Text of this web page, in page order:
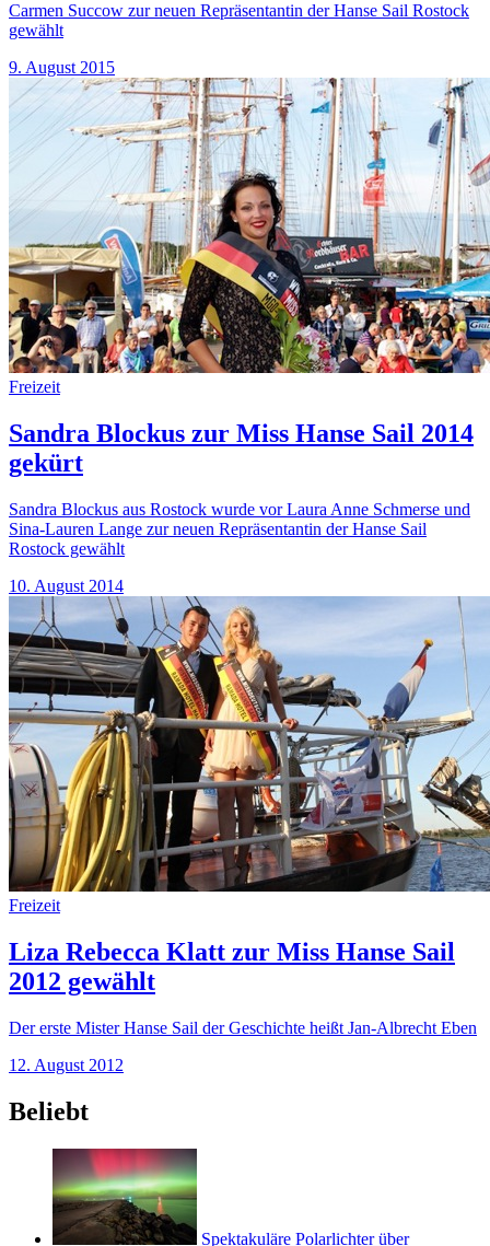
Carmen Succow zur neuen Repräsentantin der Hanse Sail Rostock
gewählt
9. August 2015
Freizeit
Sandra Blockus zur Miss Hanse Sail 2014
gekürt
Sandra Blockus aus Rostock wurde vor Laura Anne Schmerse und
Sina-Lauren Lange zur neuen Repräsentantin der Hanse Sail
Rostock gewählt
10. August 2014
Freizeit
Liza Rebecca Klatt zur Miss Hanse Sail
2012 gewählt
Der erste Mister Hanse Sail der Geschichte heißt Jan-Albrecht Eben
12. August 2012
Beliebt
Spektakuläre Polarlichter über